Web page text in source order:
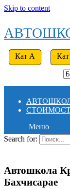
Skip to content
Кат A
Меню
Search for:
Автошкола
Бахчисарае